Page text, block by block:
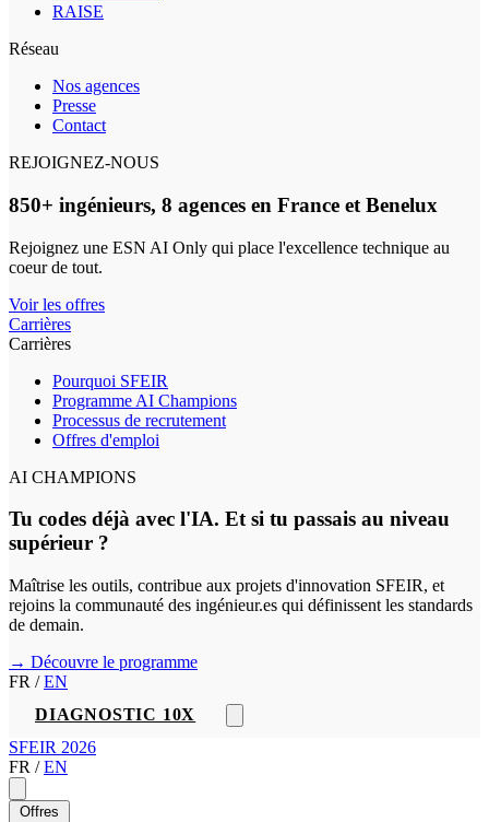
RAISE
Réseau
Nos agences
Presse
Contact
REJOIGNEZ-NOUS
850+ ingénieurs, 8 agences en France et Benelux
Rejoignez une ESN AI Only qui place l'excellence technique au
coeur de tout.
Voir les offres
Carrières
Carrières
Pourquoi SFEIR
Programme AI Champions
Processus de recrutement
Offres d'emploi
AI CHAMPIONS
Tu codes déjà avec l'IA. Et si tu passais au niveau
supérieur ?
Maîtrise les outils, contribue aux projets d'innovation SFEIR, et
rejoins la communauté des ingénieur.es qui définissent les standards
de demain.
→ Découvre le programme
FR / EN
DIAGNOSTIC 10X
SFEIR 2026
FR / EN
Offres